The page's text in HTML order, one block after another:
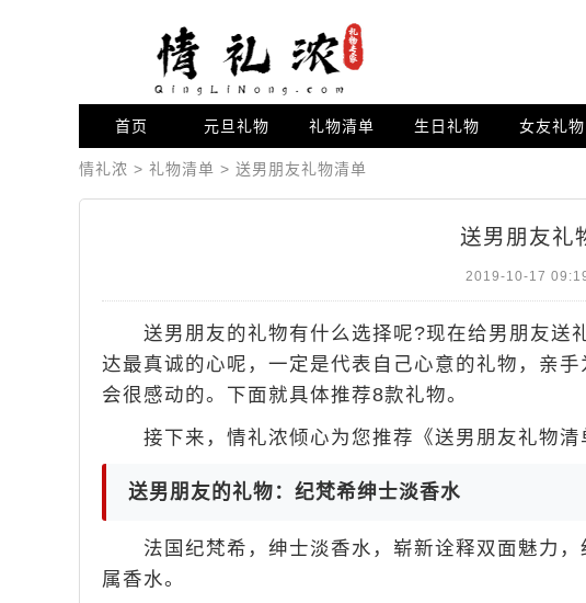
首页 元旦礼物 礼物清单 生日礼物 女友礼物
情礼浓 > 礼物清单 > 送男朋友礼物清单
送男朋友礼
2019-10-17
送男朋友的礼物有什么选择呢?现在给男朋友送
达最真诚的心呢，一定是代表自己心意的礼物，亲
会很感动的。下面就具体推荐8款礼物。
接下来，情礼浓倾心为您推荐《送男朋友礼物清
送男朋友的礼物：纪梵希绅士淡香水
法国纪梵希，绅士淡香水，崭新诠释双面魅力，
属香水。